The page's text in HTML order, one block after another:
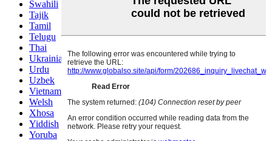
Swahili
Tajik
Tamil
Telugu
Thai
Ukrainian
Urdu
Uzbek
Vietnamese
Welsh
Xhosa
Yiddish
Yoruba